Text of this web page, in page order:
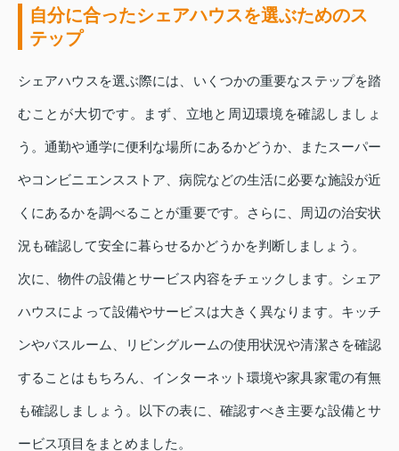
自分に合ったシェアハウスを選ぶためのス
テップ
シェアハウスを選ぶ際には、いくつかの重要なステップを踏
むことが大切です。まず、立地と周辺環境を確認しましょ
う。通勤や通学に便利な場所にあるかどうか、またスーパー
やコンビニエンスストア、病院などの生活に必要な施設が近
くにあるかを調べることが重要です。さらに、周辺の治安状
況も確認して安全に暮らせるかどうかを判断しましょう。
次に、物件の設備とサービス内容をチェックします。シェア
ハウスによって設備やサービスは大きく異なります。キッチ
ンやバスルーム、リビングルームの使用状況や清潔さを確認
することはもちろん、インターネット環境や家具家電の有無
も確認しましょう。以下の表に、確認すべき主要な設備とサ
ービス項目をまとめました。